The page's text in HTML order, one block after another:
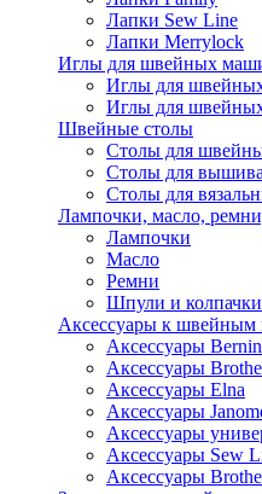
Лапки Sew Line
Лапки Merrylock
Иглы для швейных
Иглы для
Иглы для
Швейные столы
Столы для
Столы для
Столы для
Лампочки, масло,
Лампочки
Масло
Ремни
Шпули и колпачки
Аксессуары к
Аксессуары
Аксессуары
Аксессуары Elna
Аксессуары
Аксессуары
Аксессуары Sew
Аксессуары